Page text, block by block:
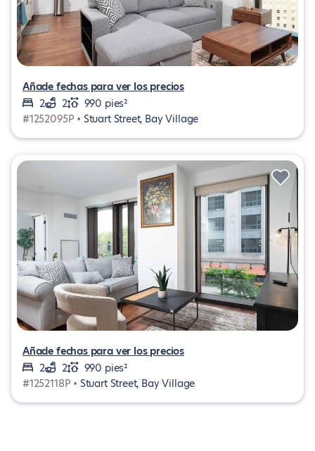
Añade fechas para ver los precios
2
2
990 pies²
#1252095P • Stuart Street, Bay Village
Añade fechas para ver los precios
2
2
990 pies²
#1252118P • Stuart Street, Bay Village